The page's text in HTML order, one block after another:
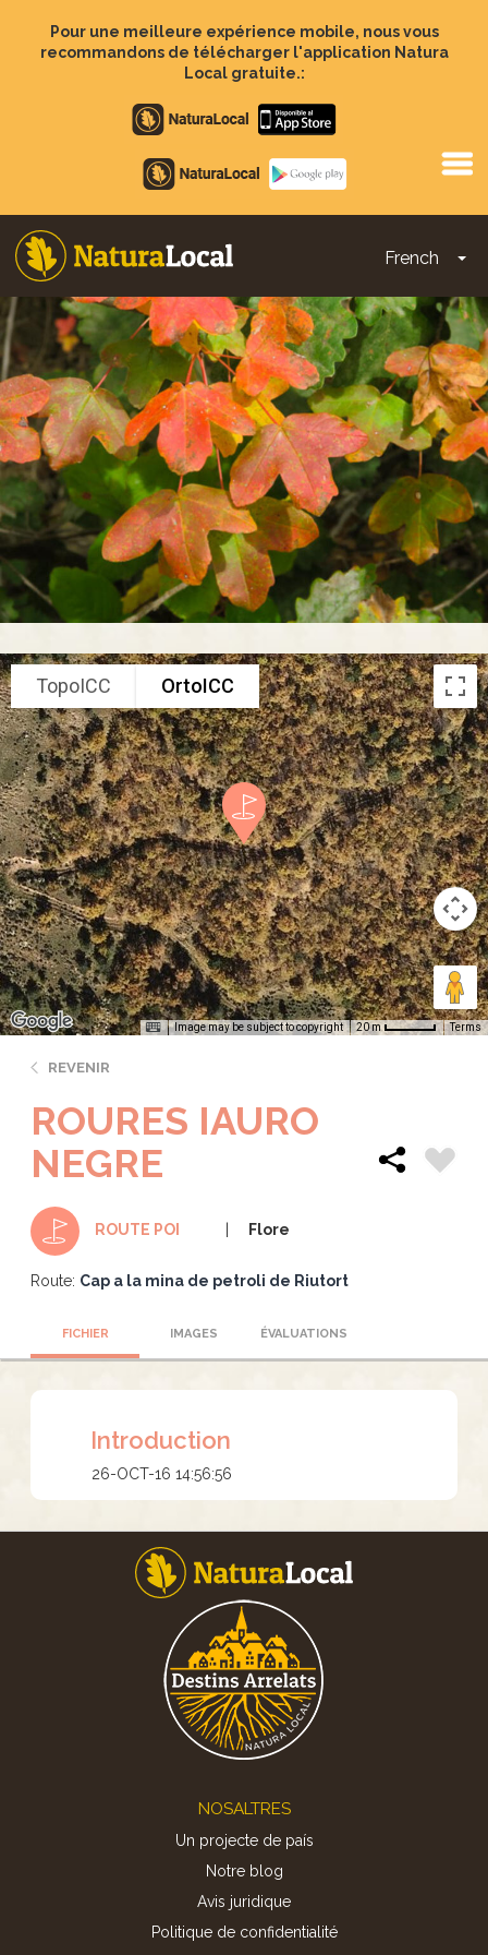
contenu
Pour une meilleure expérience mobile, nous vous
recommandons de télécharger l'application Natura
Local gratuite.:
Apple
store
Google
Play
French
Main
navigation
TopoICC OrtoICC
Image may be subject to copyright 20 m Terms
REVENIR
ROURES IAURO
NEGRE
ROUTE POI Flore
Route: Cap a la mina de petroli de Riutort
FICHIER IMAGES ÉVALUATIONS
Introduction
26-OCT-16 14:56:56
NOSALTRES
Un projecte de país
Notre blog
Avis juridique
Politique de confidentialité